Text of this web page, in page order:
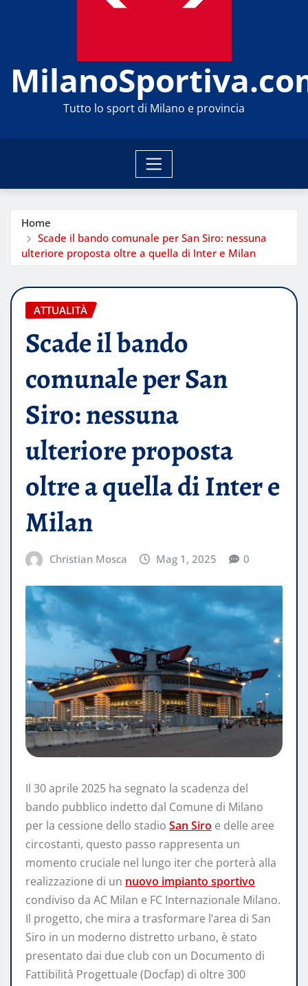
Tutto lo sport di Milano e provincia
Home
Scade il bando comunale per San Siro: nessuna
ulteriore proposta oltre a quella di Inter e Milan
ATTUALITÀ
Scade il bando
comunale per San
Siro: nessuna
ulteriore proposta
oltre a quella di Inter e
Milan
Christian Mosca Mag 1, 2025 0
Il 30 aprile 2025 ha segnato la scadenza del
bando pubblico indetto dal Comune di Milano
per la cessione dello stadio San Siro e delle aree
circostanti, questo passo rappresenta un
momento cruciale nel lungo iter che porterà alla
realizzazione di un nuovo impianto sportivo
condiviso da AC Milan e FC Internazionale Milano.
Il progetto, che mira a trasformare l’area di San
Siro in un moderno distretto urbano, è stato
presentato dai due club con un Documento di
Fattibilità Progettuale (Docfap) di oltre 300